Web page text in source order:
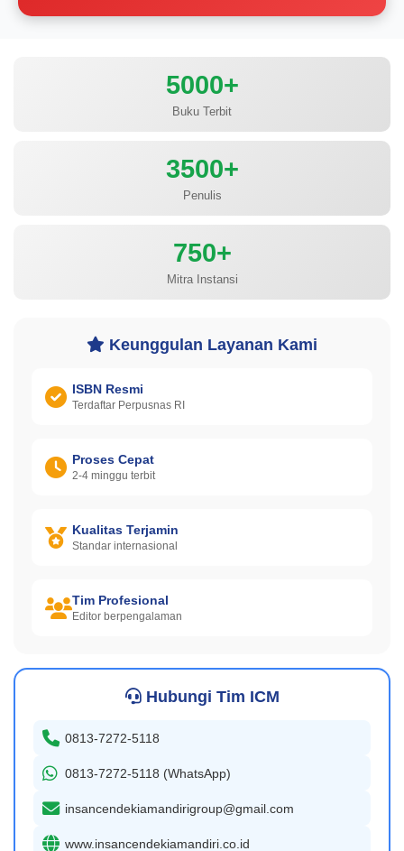
5000+
Buku Terbit
3500+
Penulis
750+
Mitra Instansi
Keunggulan Layanan Kami
ISBN Resmi
Terdaftar Perpusnas RI
Proses Cepat
2-4 minggu terbit
Kualitas Terjamin
Standar internasional
Tim Profesional
Editor berpengalaman
Hubungi Tim ICM
0813-7272-5118
0813-7272-5118 (WhatsApp)
insancendekiamandirigroup@gmail.com
www.insancendekiamandiri.co.id